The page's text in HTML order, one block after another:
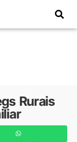
Rurais